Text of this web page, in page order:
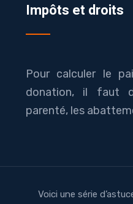
Impôts et droits
Pour calculer le
donation, il faut
parenté, les
Voici une série